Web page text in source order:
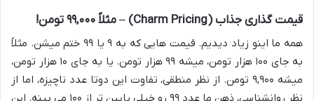
قیمت گذاری جذاب (Charm Pricing) – مثلاً ۹۹,۰۰۰ تومن!
همه ما اینو زیاد دیدیم. قیمت هایی که به ۹ یا ۹۹ ختم میشن. مثلاً
به جای ۱۰۰ هزار تومن، میشه ۹۹ هزار تومن. یا به جای ۱۰ هزار تومن،
میشه ۹,۹۰۰ تومن. از نظر منطقی، تفاوت این دوتا عدد ناچیزه، اما از